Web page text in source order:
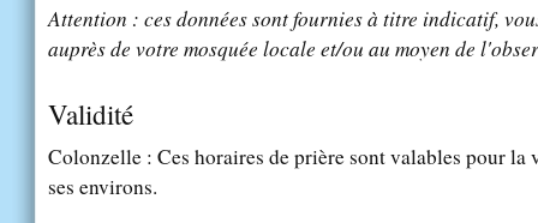
Attention : ces données sont fournies à titre indicatif,
auprès de votre mosquée locale et/ou au moyen de
Validité
Colonzelle : Ces horaires de prière sont valables pour
ses environs.